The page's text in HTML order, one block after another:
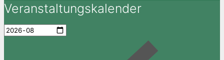
Veranstaltungskalender